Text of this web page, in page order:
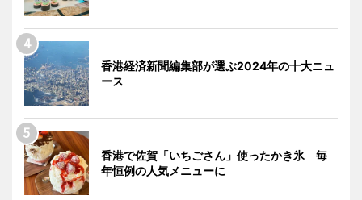
香港経済新聞編集部が選ぶ2024年の十大ニュ
ース
香港で佐賀「いちごさん」使ったかき氷 毎
年恒例の人気メニューに